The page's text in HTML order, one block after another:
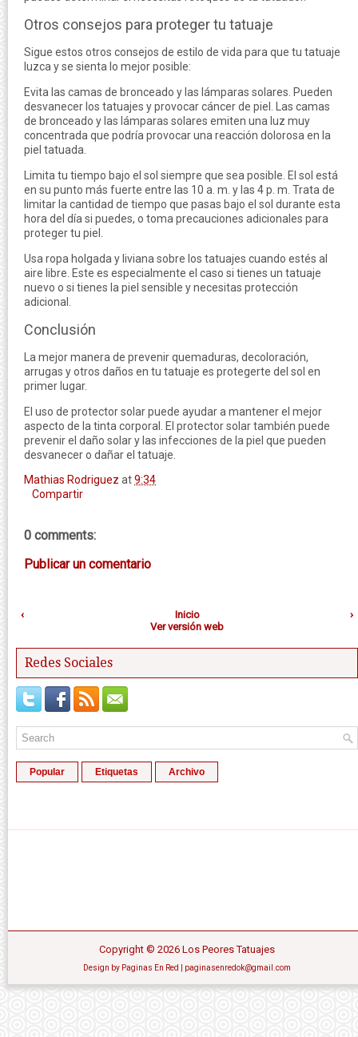
Otros consejos para proteger tu tatuaje
Sigue estos otros consejos de estilo de vida para que tu tatuaje
luzca y se sienta lo mejor posible:
Evita las camas de bronceado y las lámparas solares. Pueden
desvanecer los tatuajes y provocar cáncer de piel. Las camas
de bronceado y las lámparas solares emiten una luz muy
concentrada que podría provocar una reacción dolorosa en la
piel tatuada.
Limita tu tiempo bajo el sol siempre que sea posible. El sol está
en su punto más fuerte entre las 10 a. m. y las 4 p. m. Trata de
limitar la cantidad de tiempo que pasas bajo el sol durante esta
hora del día si puedes, o toma precauciones adicionales para
proteger tu piel.
Usa ropa holgada y liviana sobre los tatuajes cuando estés al
aire libre. Este es especialmente el caso si tienes un tatuaje
nuevo o si tienes la piel sensible y necesitas protección
adicional.
Conclusión
La mejor manera de prevenir quemaduras, decoloración,
arrugas y otros daños en tu tatuaje es protegerte del sol en
primer lugar.
El uso de protector solar puede ayudar a mantener el mejor
aspecto de la tinta corporal. El protector solar también puede
prevenir el daño solar y las infecciones de la piel que pueden
desvanecer o dañar el tatuaje.
Mathias Rodriguez at9:34
Compartir
0 comments:
Publicar un comentario
‹ ›
Inicio
Ver versión web
Redes Sociales
Popular Etiquetas Archivo
Copyright © 2026 Los Peores Tatuajes
Design by Paginas En Red | paginasenredok@gmail.com